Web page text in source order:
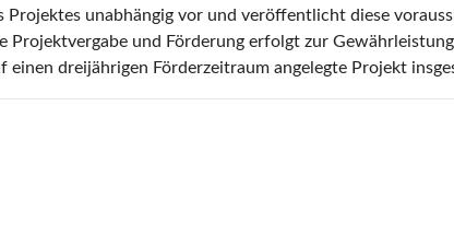
unabhängig vor und veröffentlicht diese
und Förderung erfolgt zur
dreijährigen Förderzeitraum angelegte Projekt